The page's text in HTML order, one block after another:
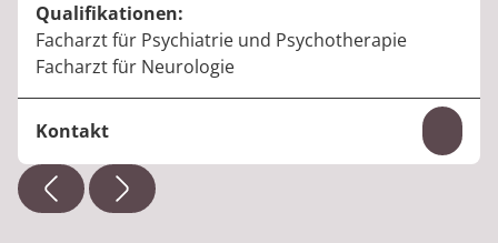
Qualifikationen:
Facharzt für Psychiatrie und Psychotherapie
Facharzt für Neurologie
Kontakt
E-Mail:bajram.vuthaj@median-kliniken.de